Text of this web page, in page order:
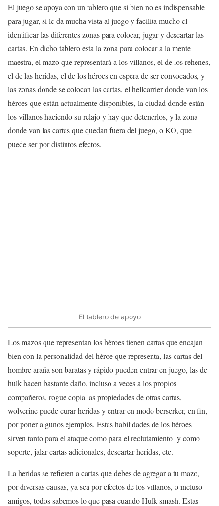
El juego se apoya con un tablero que si bien no es indispensable
para jugar, si le da mucha vista al juego y facilita mucho el
identificar las diferentes zonas para colocar, jugar y descartar las
cartas. En dicho tablero esta la zona para colocar a la mente
maestra, el mazo que representará a los villanos, el de los rehenes,
el de las heridas, el de los héroes en espera de ser convocados, y
las zonas donde se colocan las cartas, el hellcarrier donde van los
héroes que están actualmente disponibles, la ciudad donde están
los villanos haciendo su relajo y hay que detenerlos, y la zona
donde van las cartas que quedan fuera del juego, o KO, que
puede ser por distintos efectos.
El tablero de apoyo
Los mazos que representan los héroes tienen cartas que encajan
bien con la personalidad del héroe que representa, las cartas del
hombre araña son baratas y rápido pueden entrar en juego, las de
hulk hacen bastante daño, incluso a veces a los propios
compañeros, rogue copia las propiedades de otras cartas,
wolverine puede curar heridas y entrar en modo berserker, en fin,
por poner algunos ejemplos. Estas habilidades de los héroes
sirven tanto para el ataque como para el reclutamiento y como
soporte, jalar cartas adicionales, descartar heridas, etc.
La heridas se refieren a cartas que debes de agregar a tu mazo,
por diversas causas, ya sea por efectos de los villanos, o incluso
amigos, todos sabemos lo que pasa cuando Hulk smash. Estas